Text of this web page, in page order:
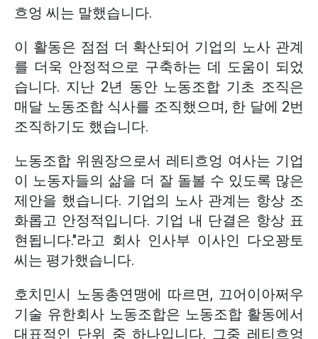
흐엉 씨는 말했습니다.
이 활동은 점점 더 확산되어 기업의 노사 관계
를 더욱 안정적으로 구축하는 데 도움이 되었
습니다. 지난 2년 동안 노동조합 기초 조직은
매달 노동조합 식사를 조직했으며, 한 달에 2번
조직하기도 했습니다.
노동조합 위원장으로서 레티흐엉 여사는 기업
이 노동자들의 삶을 더 잘 돌볼 수 있도록 많은
제안을 했습니다. 기업의 노사 관계는 항상 조
화롭고 안정적입니다. 기업 내 단결은 항상 표
현됩니다."라고 회사 인사부 이사인 다오꽝토
씨는 평가했습니다.
호치민시 노동총연맹에 따르면, 끄어이아쩌우
기술 유한회사 노동조합은 노동조합 활동에서
대표적인 단위 중 하나입니다. 그중 레티흐엉